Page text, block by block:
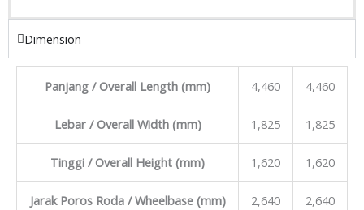
Dimension
Panjang / Overall Length (mm) 4,460 4,460
Lebar / Overall Width (mm) 1,825 1,825
Tinggi / Overall Height (mm) 1,620 1,620
Jarak Poros Roda / Wheelbase (mm) 2,640 2,640